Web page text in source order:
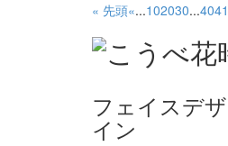
« 先頭«...102030...4041
フェイスデザ
イン